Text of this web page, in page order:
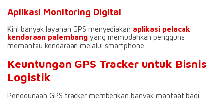
Aplikasi Monitoring Digital
Kini banyak layanan GPS menyediakan aplikasi pelacak
kendaraan palembang yang memudahkan pengguna
memantau kendaraan melalui smartphone.
Keuntungan GPS Tracker untuk Bisnis
Logistik
Penggunaan GPS tracker memberikan banyak manfaat bagi